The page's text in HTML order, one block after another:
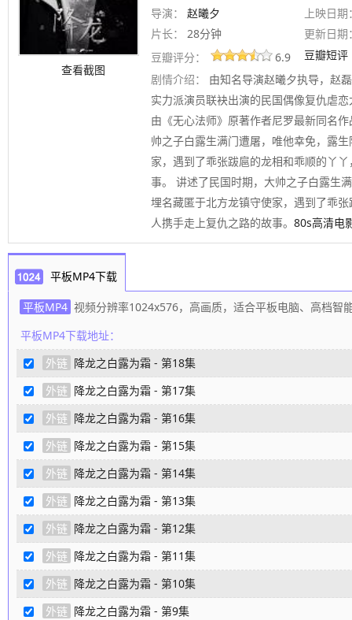
查看截图
导演：
赵曦夕
上映日期
片长：
28分钟
更新日期
豆瓣评分：
6.9
豆瓣短评
剧情介绍：
由知名导演赵曦夕执导，赵
实力派演员联袂出演的民国偶像复仇虐
由《无心法师》原著作者尼罗最新同名
帅之子白露生满门遭屠，唯他幸免，露
家，遇到了乖张跋扈的龙相和乖顺的丫
事。 讲述了民国时期，大帅之子白露生
埋名藏匿于北方龙镇守使家，遇到了乖
人携手走上复仇之路的故事。 80s高清电
平板MP4下载
平板MP4 视频分辨率1024x576，高画质，适合平板电脑、高档智
平板MP4下载地址：
外链 降龙之白露为霜 - 第18集
外链 降龙之白露为霜 - 第17集
外链 降龙之白露为霜 - 第16集
外链 降龙之白露为霜 - 第15集
外链 降龙之白露为霜 - 第14集
外链 降龙之白露为霜 - 第13集
外链 降龙之白露为霜 - 第12集
外链 降龙之白露为霜 - 第11集
外链 降龙之白露为霜 - 第10集
外链 降龙之白露为霜 - 第9集